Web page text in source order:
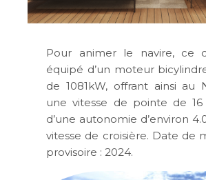
Pour animer le navire, ce
équipé d’un moteur
de 1081kW, offrant ainsi au
une vitesse de pointe de
d’une autonomie d’environ
vitesse de croisière. Date de
provisoire : 2024.